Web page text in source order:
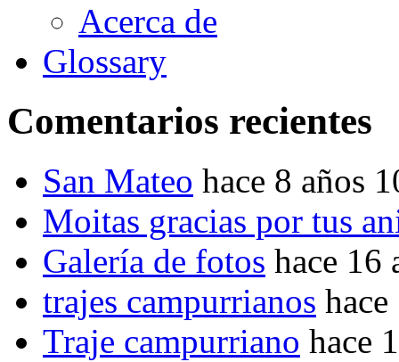
Acerca de
Glossary
Comentarios recientes
San Mateo hace 8 años
Moitas gracias por tus
Galería de fotos hace 16
trajes campurrianos
Traje campurriano hace